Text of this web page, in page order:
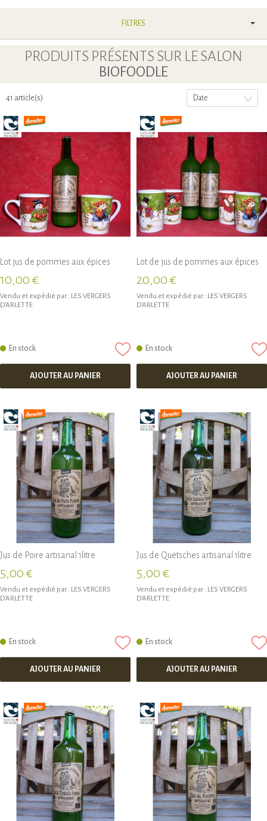
FILTRES
PRODUITS PRÉSENTS SUR LE SALON
BIOFOODLE
41 article(s) Date
Lot jus de pommes aux épices
10,00 €
Vendu et expédié par : LES VERGERS
D'ARLETTE
En stock
AJOUTER AU PANIER
Lot de jus de pommes aux épices
20,00 €
Vendu et expédié par : LES VERGERS
D'ARLETTE
En stock
AJOUTER AU PANIER
Jus de Poire artisanal 1litre
5,00 €
Vendu et expédié par : LES VERGERS
D'ARLETTE
En stock
AJOUTER AU PANIER
Jus de Quetsches artisanal 1litre
5,00 €
Vendu et expédié par : LES VERGERS
D'ARLETTE
En stock
AJOUTER AU PANIER